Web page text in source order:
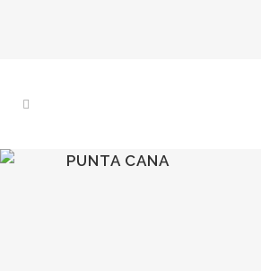
PUNTA CANA